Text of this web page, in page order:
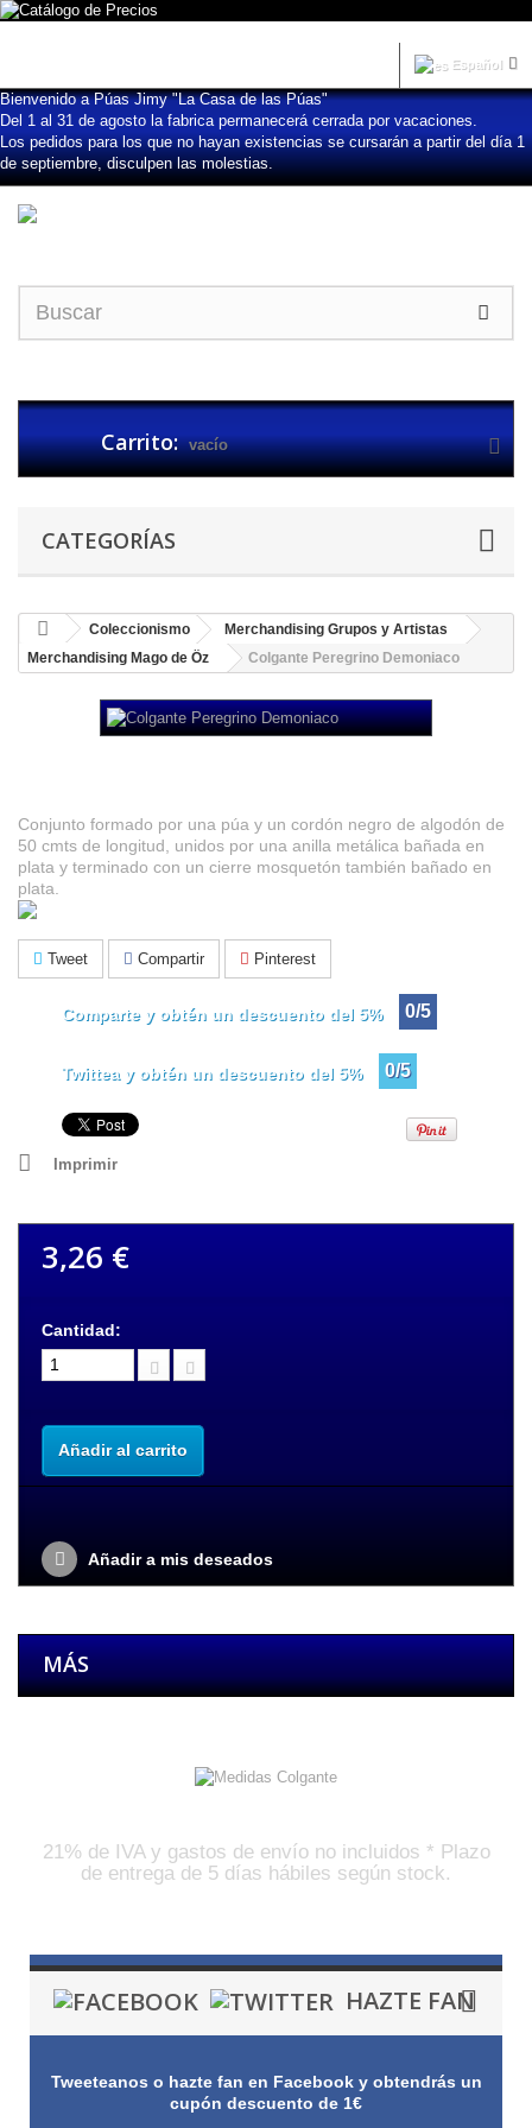
Español
Bienvenido a Púas Jimy "La Casa de las Púas"
Del 1 al 31 de agosto la fabrica permanecerá cerrada por vacaciones.
Los pedidos para los que no hayan existencias se cursarán a partir del día 1
de septiembre, disculpen las molestias.
Carrito: vacío
CATEGORÍAS
Coleccionismo
Merchandising Grupos y Artistas
Merchandising Mago de Öz
Colgante Peregrino Demoniaco
Conjunto formado por una púa y un cordón negro de algodón de
50 cmts de longitud, unidos por una anilla metálica bañada en
plata y terminado con un cierre mosquetón también bañado en
plata.
Tweet Compartir Pinterest
Comparte y obtén un descuento del 5% 0/5
Twittea y obtén un descuento del 5% 0/5
Imprimir
3,26 €
Cantidad:
Añadir al carrito
Añadir a mis deseados
MÁS
21% de IVA y gastos de envío no incluidos * Plazo
de entrega de 5 días hábiles según stock.
HAZTE FAN
Tweeteanos o hazte fan en Facebook y obtendrás un
cupón descuento de 1€